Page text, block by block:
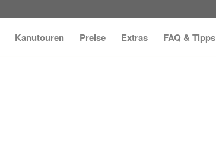
Kanutouren Preise Extras FAQ & Tipps